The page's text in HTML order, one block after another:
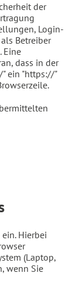
der
Login-
Betreiber
Eine
dass in der
" ein "https://"
Hierbei
(Laptop,
wenn Sie